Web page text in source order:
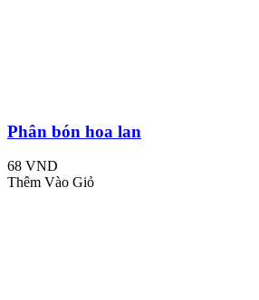
Phân bón hoa lan
68 VND
Thêm Vào Giỏ